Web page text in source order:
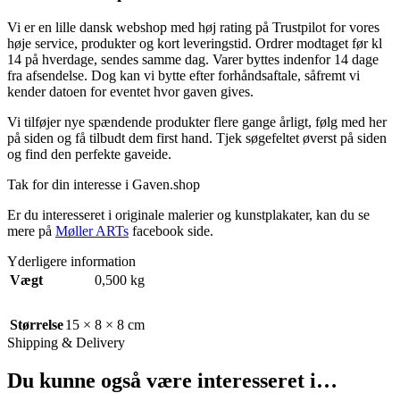
Vi er en lille dansk webshop med høj rating på Trustpilot for vores
høje service, produkter og kort leveringstid. Ordrer modtaget før kl
14 på hverdage, sendes samme dag. Varer byttes indenfor 14 dage
fra afsendelse. Dog kan vi bytte efter forhåndsaftale, såfremt vi
kender datoen for eventet hvor gaven gives.
Vi tilføjer nye spændende produkter flere gange årligt, følg med her
på siden og få tilbudt dem first hand. Tjek søgefeltet øverst på siden
og find den perfekte gaveide.
Tak for din interesse i Gaven.shop
Er du interesseret i originale malerier og kunstplakater, kan du se
mere på Møller ARTs facebook side.
Yderligere information
Vægt
0,500 kg
Størrelse15 × 8 × 8 cm
Shipping & Delivery
Du kunne også være interesseret i…